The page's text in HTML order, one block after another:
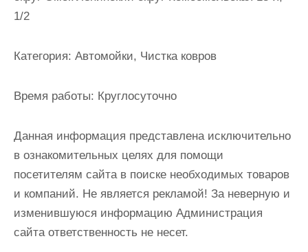
1/2
Категория: Автомойки, Чистка ковров
Время работы: Круглосуточно
Данная информация представлена исключительно
в ознакомительных целях для помощи
посетителям сайта в поиске необходимых товаров
и компаний. Не является рекламой! За неверную и
изменившуюся информацию Администрация
сайта ответственность не несет.